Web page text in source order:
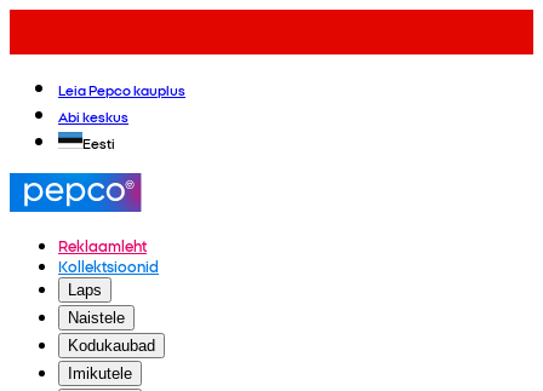
Leia Pepco kauplus
Abi keskus
Eesti
Reklaamleht
Kollektsioonid
Laps
Naistele
Kodukaubad
Imikutele